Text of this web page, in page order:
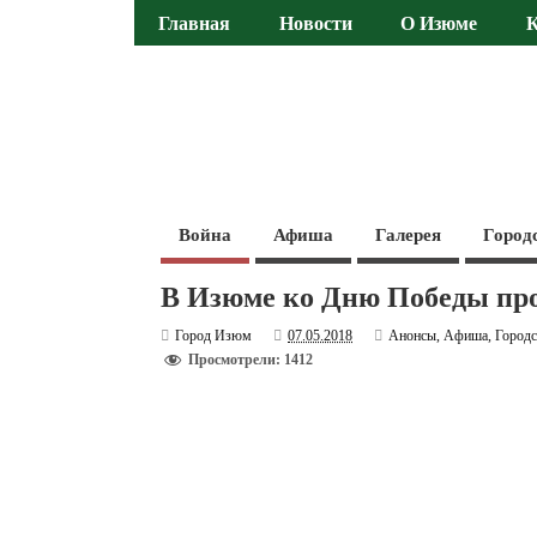
Главная Новости О Изюме
Война Афиша Галерея
В Изюме ко Дню Победы
Город Изюм 07.05.2018 Анонсы,Афиша,
Просмотрели: 1412